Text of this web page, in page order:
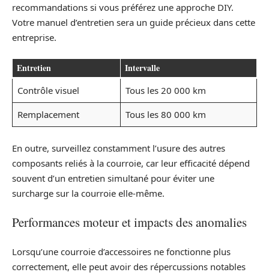
recommandations si vous préférez une approche DIY.
Votre manuel d’entretien sera un guide précieux dans cette
entreprise.
Entretien Intervalle
Contrôle visuel
Tous les 20 000 km
Remplacement
Tous les 80 000 km
En outre, surveillez constamment l’usure des autres
composants reliés à la courroie, car leur efficacité dépend
souvent d’un entretien simultané pour éviter une
surcharge sur la courroie elle-même.
Performances moteur et impacts des anomalies
Lorsqu’une courroie d’accessoires ne fonctionne plus
correctement, elle peut avoir des répercussions notables